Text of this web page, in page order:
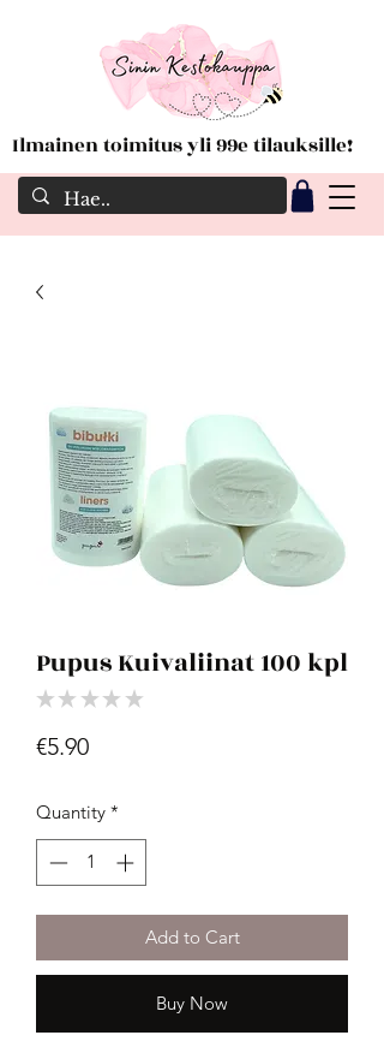
Ilmainen toimitus yli 99e tilauksille!
Pupus Kuivaliinat 100 kpl
★ ★ ★ ★ ★
€5.90Price
Quantity *
Add to Cart
Buy Now